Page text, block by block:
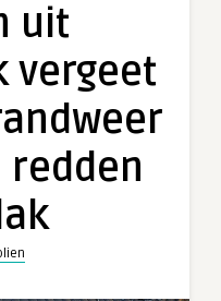
Brandweer
hem
van
uit
vergeet